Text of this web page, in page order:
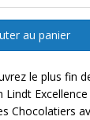
au panier
le plus fin
Chocolatiers